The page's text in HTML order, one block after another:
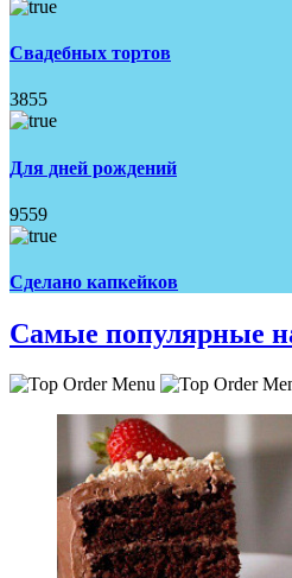
Свадебных тортов
3855
Для дней рождений
9559
Сделано капкейков
Самые популярные